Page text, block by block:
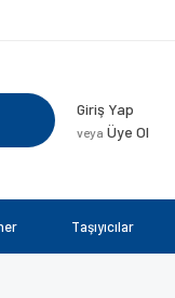
Giriş Yap
veya Üye Ol
Taşıyıcılar